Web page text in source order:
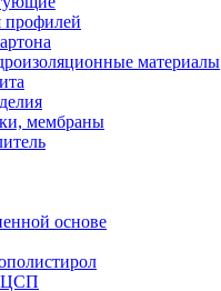
материалы
мембраны
основе
ЦСП